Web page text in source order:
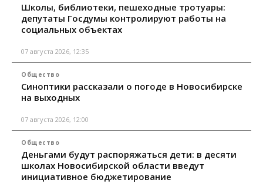
Школы, библиотеки, пешеходные тротуары:
депутаты Госдумы контролируют работы на
социальных объектах
07 августа 2026, 12:35
Общество
Синоптики рассказали о погоде в Новосибирске
на выходных
07 августа 2026, 12:00
Общество
Деньгами будут распоряжаться дети: в десяти
школах Новосибирской области введут
инициативное бюджетирование